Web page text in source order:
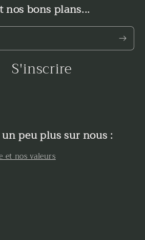
nos bons plans...
S'inscrire
peu plus sur nous :
et nos valeurs